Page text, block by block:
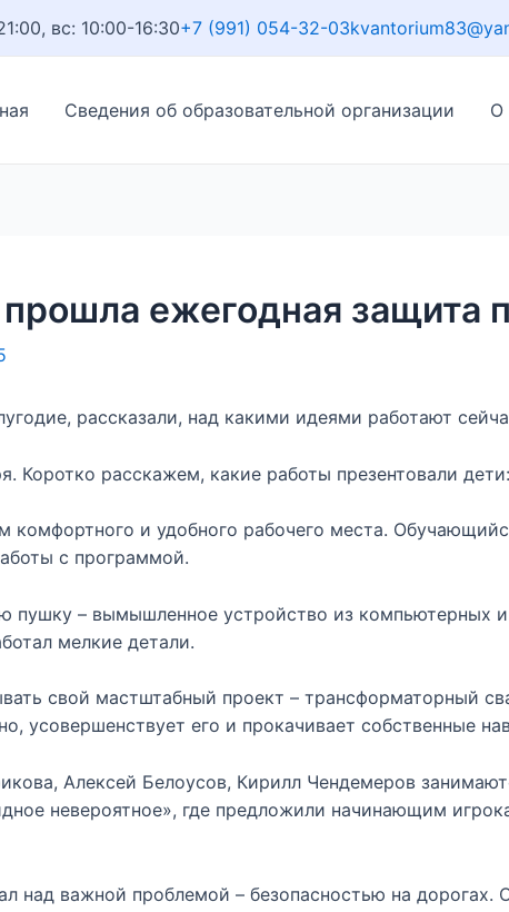
вс: 10:00-16:30+7 (991) 054-32-03
Сведения об образовательной организации О
ежегодная защита
рассказали, над какими идеями работают
Коротко расскажем, какие работы презентовали дети:
комфортного и удобного рабочего места.
с программой.
пушку – вымышленное устройство из компьютерных
мелкие детали.
свой мастштабный проект – трансформаторный
усовершенствует его и прокачивает собственные
Алексей Белоусов, Кирилл Чендемеров
невероятное», где предложили начинающим
над важной проблемой – безопасностью на